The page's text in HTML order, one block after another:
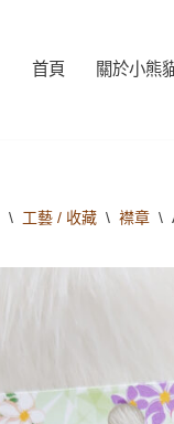
首頁 關於小熊
\ 工藝 / 收藏 \ 襟章 \